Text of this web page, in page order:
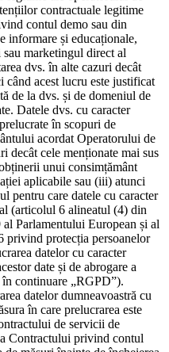
contractuale legitime
contul demo sau din
informare și educaționale,
marketingul direct al
dvs. în alte cazuri decât
când acest lucru este justificat
de la dvs. și de domeniul de
Datele dvs. cu caracter
în scopuri de
acordat Operatorului de
decât cele menționate mai sus
unui consimțământ
aplicabile sau (iii) atunci
pentru care datele cu caracter
(articolul 6 alineatul (4) din
Parlamentului European și al
protecția persoanelor
datelor cu caracter
date și de abrogare a
continuare „RGPD”).
datelor dumneavoastră cu
în care prelucrarea este
de servicii de
Contractului privind contul